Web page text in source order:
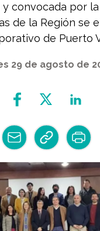
convocada por
de la Región se
de Puerto
29 de agosto de